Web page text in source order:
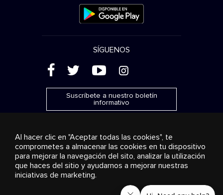
SÍGUENOS
( ' + &
Suscríbete a nuestro boletín
informativo
Publicidad Transmisión y distribución
Productos de
consumo
Soluciones empresariales Radio
Sobre
nosotros
© 2018-2025 Stingray Group Inc. Todos los derechos
Al hacer clic en "Aceptar todas las cookies", te
comprometes a almacenar las cookies en tu dispositivo
para mejorar la navegación del sito, analizar la utilización
que haces del sitio y ayudarnos a mejorar nuestras
iniciativas de marketing.